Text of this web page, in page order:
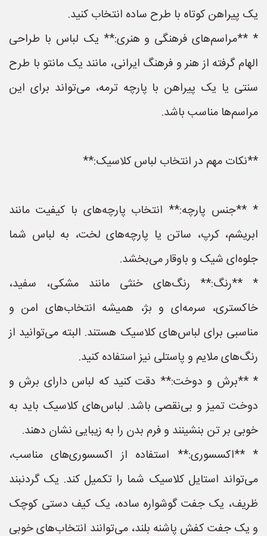
یک پیراهن کوتاه با طرح ساده انتخاب کنید.
* **مراسم‌های فرهنگی و هنری:** یک لباس با طراحی
الهام گرفته از هنر و فرهنگ ایرانی، مانند یک مانتو با طرح
سنتی یا یک پیراهن با پارچه ترمه، می‌تواند برای این
مراسم‌ها مناسب باشد.
**نکات مهم در انتخاب لباس کلاسیک:**
* **جنس پارچه:** انتخاب پارچه‌های با کیفیت مانند
ابریشم، کرپ، ساتن یا پارچه‌های لخت، به لباس شما
جلوه‌ای شیک و باوقار می‌بخشد.
* **رنگ:** رنگ‌های خنثی مانند مشکی، سفید،
خاکستری، سرمه‌ای و بژ، همیشه انتخاب‌های امن و
مناسبی برای لباس‌های کلاسیک هستند. البته می‌توانید از
رنگ‌های ملایم و پاستلی نیز استفاده کنید.
* **برش و دوخت:** دقت کنید که لباس دارای برش و
دوخت تمیز و بی‌نقصی باشد. لباس‌های کلاسیک باید به
خوبی بر تن بنشینند و فرم بدن را به زیبایی نشان دهند.
* **اکسسوری:** استفاده از اکسسوری‌های مناسب،
می‌تواند استایل کلاسیک شما را تکمیل کند. یک گردنبند
ظریف، یک جفت گوشواره ساده، یک کیف دستی کوچک
و یک جفت کفش پاشنه بلند، می‌توانند انتخاب‌های خوبی